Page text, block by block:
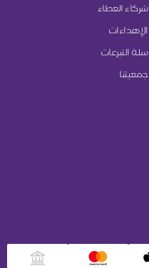
شركاء العطاء
الإهداءات
سلة التبرعات
جمعيتنا